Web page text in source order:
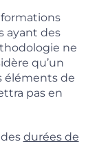
ayant des
ne
qu’un
éléments de
pas en
durées de